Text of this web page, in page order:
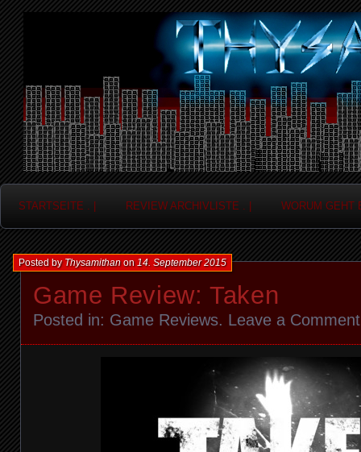
Thysamithan
STARTSEITE . | REVIEW ARCHIVLISTE . | WORUM GEHT
Game Review: Taken
Posted byThysamithanon14. September 2015
Posted in: Game Reviews. Leave a Comment